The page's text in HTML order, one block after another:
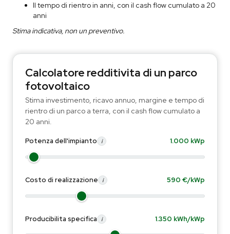
Il tempo di rientro in anni, con il cash flow cumulato a 20
anni
Stima indicativa, non un preventivo.
Calcolatore redditivita di un parco
fotovoltaico
Stima investimento, ricavo annuo, margine e tempo di
rientro di un parco a terra, con il cash flow cumulato a
20 anni.
Potenza dell'impianto i 1.000 kWp
Costo di realizzazione i 590 €/kWp
Producibilita specifica i 1.350 kWh/kWp